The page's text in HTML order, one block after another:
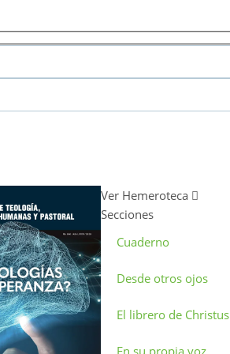
Ver Hemeroteca
Secciones
Cuaderno
Desde otros ojos
El librero de Christus